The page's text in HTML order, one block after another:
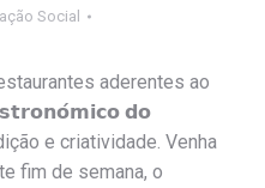
Social
aderentes ao
𝗱𝗼
e criatividade. Venha
fim de semana, o